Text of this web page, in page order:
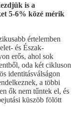
is a
5-6% közé mérik
értelemben
és Észak-
erős, ahol sok
oda két cikluson
identitásválságon
a többi
ők nem tűntek el, és
küszöb fölött